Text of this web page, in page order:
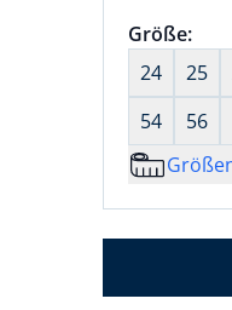
Größe:
24
25
54
56